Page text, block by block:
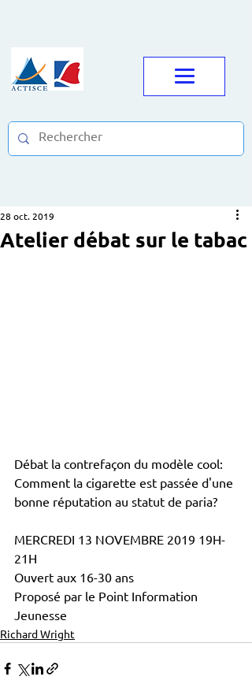
Atelier débat sur le tabac
28 oct. 2019
Débat la contrefaçon du modèle cool:
Comment la cigarette est passée d'une
bonne réputation au statut de paria?
MERCREDI 13 NOVEMBRE 2019 19H-
21H
Ouvert aux 16-30 ans
Proposé par le Point Information
Jeunesse
Richard Wright